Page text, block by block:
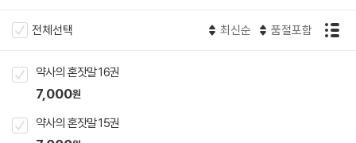
전체선택 최신순 품절포함
약사의 혼잣말 16권
7,000원
약사의 혼잣말 15권